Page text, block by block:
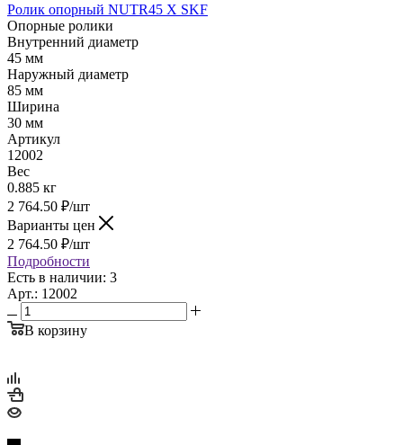
Ролик опорный NUTR45 X SKF
Опорные ролики
Внутренний диаметр
45 мм
Наружный диаметр
85 мм
Ширина
30 мм
Артикул
12002
Вес
0.885 кг
2 764.50 ₽/шт
Варианты цен
2 764.50 ₽/шт
Подробности
Есть в наличии: 3
Арт.: 12002
В корзину